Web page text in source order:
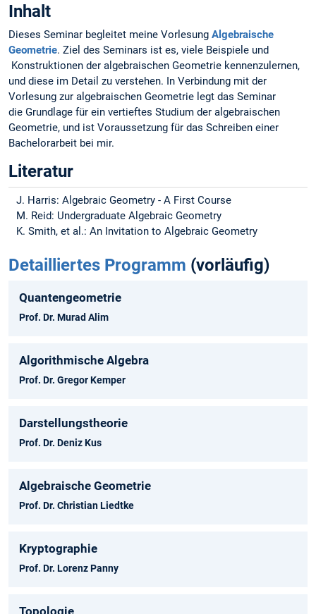
Inhalt
Dieses Seminar begleitet meine Vorlesung Algebraische
Geometrie. Ziel des Seminars ist es, viele Beispiele und
Konstruktionen der algebraischen Geometrie kennenzulernen,
und diese im Detail zu verstehen. In Verbindung mit der
Vorlesung zur algebraischen Geometrie legt das Seminar
die Grundlage für ein vertieftes Studium der algebraischen
Geometrie, und ist Voraussetzung für das Schreiben einer
Bachelorarbeit bei mir.
Literatur
J. Harris: Algebraic Geometry - A First Course
M. Reid: Undergraduate Algebraic Geometry
K. Smith, et al.: An Invitation to Algebraic Geometry
Detailliertes Programm (vorläufig)
Quantengeometrie
Prof. Dr. Murad Alim
Algorithmische Algebra
Prof. Dr. Gregor Kemper
Darstellungstheorie
Prof. Dr. Deniz Kus
Algebraische Geometrie
Prof. Dr. Christian Liedtke
Kryptographie
Prof. Dr. Lorenz Panny